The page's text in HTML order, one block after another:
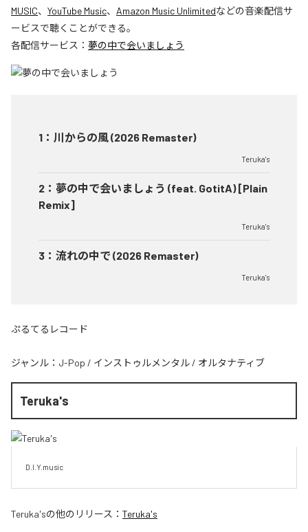
MUSIC、 YouTube Music、 Amazon Music Unlimitedなどの音楽配信サ
ービスで聴くことができる。
各配信サービス： 夢の中で会いましょう
1 ： 川からの風 (2026 Remaster)
Teruka's
2 ： 夢の中で会いましょう (feat. GotitA) [Plain
Remix]
Teruka's
3 ： 流れの中で (2026 Remaster)
Teruka's
ぷるてるレコード
ジャンル： J-Pop / インストゥルメンタル / オルタナティブ
Teruka's
D.I.Y.music
Teruka'sの他のリリース： Teruka's